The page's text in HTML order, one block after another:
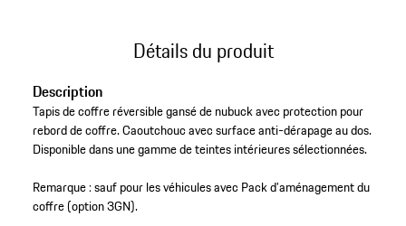
Détails du produit
Description
Tapis de coffre réversible gansé de nubuck avec protection pour
rebord de coffre. Caoutchouc avec surface anti-dérapage au dos.
Disponible dans une gamme de teintes intérieures sélectionnées.
Remarque : sauf pour les véhicules avec Pack d’aménagement du
coffre (option 3GN).